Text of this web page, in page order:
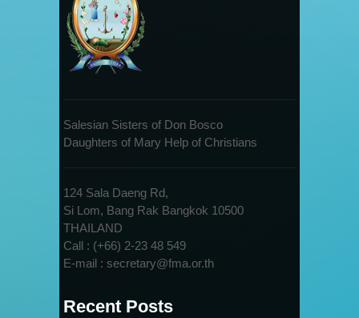
Salesian Sisters of Don Bosco
Daughters of Mary Help of Christians
124 Sala Daeng Rd,
Si Lom, Bang Rak Bangkok 10500
THAILAND
Call : (+66) 2-23 48 549
E-mail : secretary@fma.or.th
Recent Posts